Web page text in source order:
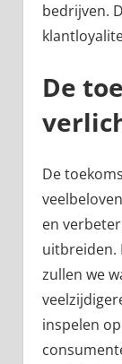
bedrijven.
De
De
en
uitbreiden.
zullen we
inspelen